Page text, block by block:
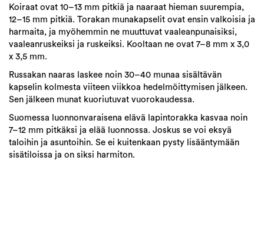
Koiraat ovat 10–13 mm pitkiä ja naaraat hieman suurempia,
12–15 mm pitkiä. Torakan munakapselit ovat ensin valkoisia ja
harmaita, ja myöhemmin ne muuttuvat vaaleanpunaisiksi,
vaaleanruskeiksi ja ruskeiksi. Kooltaan ne ovat 7–8 mm x 3,0
x 3,5 mm.
Russakan naaras laskee noin 30–40 munaa sisältävän
kapselin kolmesta viiteen viikkoa hedelmöittymisen jälkeen.
Sen jälkeen munat kuoriutuvat vuorokaudessa.
Suomessa luonnonvaraisena elävä lapintorakka kasvaa noin
7–12 mm pitkäksi ja elää luonnossa. Joskus se voi eksyä
taloihin ja asuntoihin. Se ei kuitenkaan pysty lisääntymään
sisätiloissa ja on siksi harmiton.